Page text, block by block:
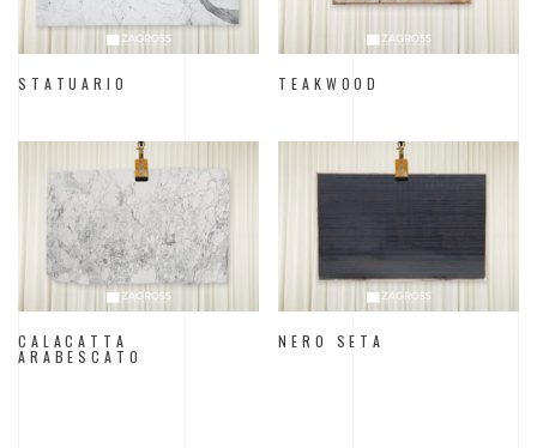
STATUARIO TEAKWOOD
CALACATTA
ARABESCATO
NERO SETA